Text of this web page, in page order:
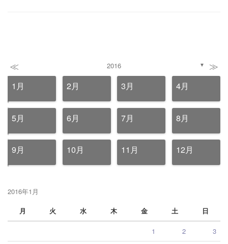
≪ 2016 ▼ ≫
1月 2月 3月 4月
5月 6月 7月 8月
9月 10月 11月 12月
2016年1月
月
火 水 木 金 土 日
1 2 3